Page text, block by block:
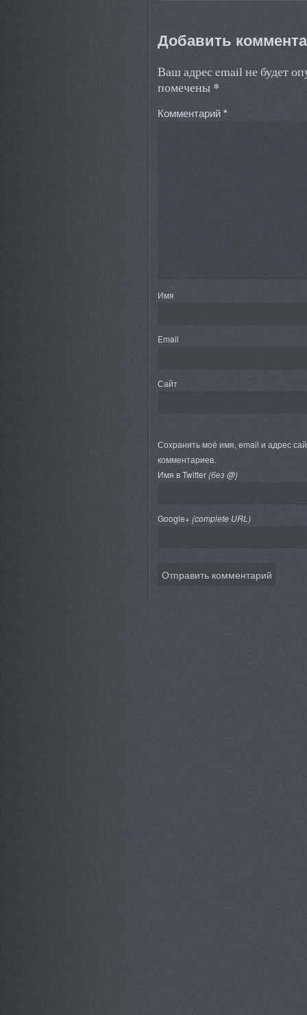
Добавить
Ваш адрес email не будет
помечены *
Комментарий*
Имя
Email
Сайт
Сохранить моё имя, email и адрес
комментариев.
Имя в Twitter(без @)
Google+ (complete URL)